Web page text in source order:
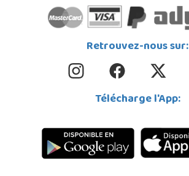
Retrouvez-nous sur:
Télécharge l'App: